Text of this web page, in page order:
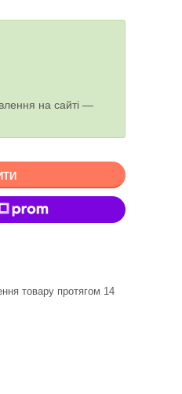
на сайті —
товару протягом 14